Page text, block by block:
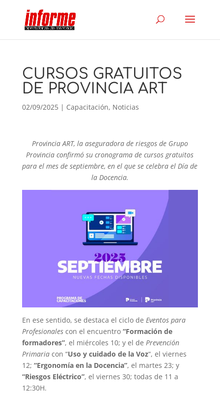
CURSOS GRATUITOS
DE PROVINCIA ART
02/09/2025| Capacitación, Noticias
Provincia ART, la aseguradora de riesgos de Grupo
Provincia confirmó su cronograma de cursos gratuitos
para el mes de septiembre, en el que se celebra el Día de
la Docencia.
En ese sentido, se destaca el ciclo de Eventos para
Profesionalescon el encuentro “Formación de
formadores”, el miércoles 10; y el de Prevención
Primariacon “Uso y cuidado de la Voz“, el viernes
12; “Ergonomía en la Docencia”, el martes 23; y
“Riesgos Eléctrico”, el viernes 30; todas de 11 a
12:30H.